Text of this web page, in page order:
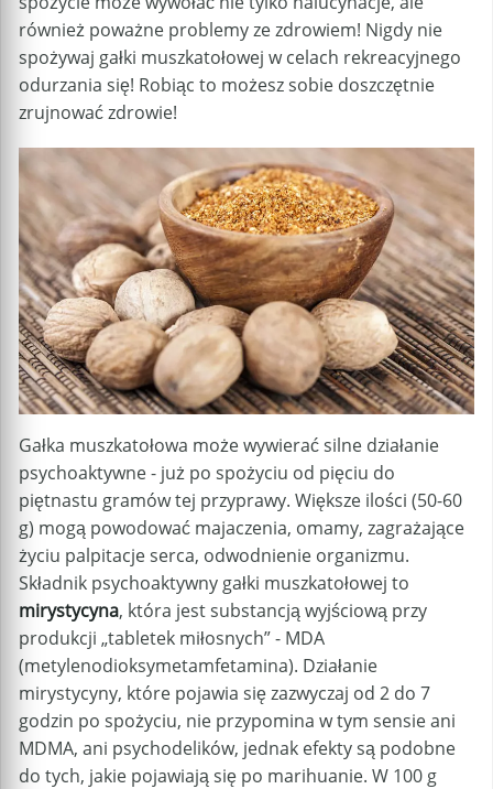
również poważne problemy ze zdrowiem! Nigdy nie
spożywaj gałki muszkatołowej w celach rekreacyjnego
odurzania się! Robiąc to możesz sobie doszczętnie
zrujnować zdrowie!
Gałka muszkatołowa może wywierać silne działanie
psychoaktywne - już po spożyciu od pięciu do
piętnastu gramów tej przyprawy. Większe ilości (50-60
g) mogą powodować majaczenia, omamy, zagrażające
życiu palpitacje serca, odwodnienie organizmu.
Składnik psychoaktywny gałki muszkatołowej to
mirystycyna, która jest substancją wyjściową przy
produkcji „tabletek miłosnych” - MDA
(metylenodioksymetamfetamina). Działanie
mirystycyny, które pojawia się zazwyczaj od 2 do 7
godzin po spożyciu, nie przypomina w tym sensie ani
MDMA, ani psychodelików, jednak efekty są podobne
do tych, jakie pojawiają się po marihuanie. W 100 g